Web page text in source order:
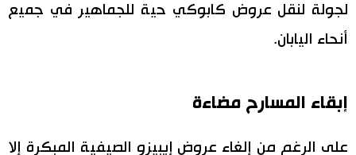
لجولة لنقل عروض كابوكي حية للجماهير في جميع
أنحاء اليابان.
إبقاء المسارح مضاءة
على الرغم من إلغاء عروض إيبيزو الصيفية المبكرة إلا